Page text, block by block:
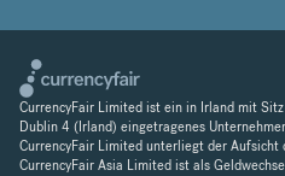
CurrencyFair Limited ist ein in Irland mit
Dublin 4 (Irland) eingetragenes
CurrencyFair Limited unterliegt der Aufsicht
CurrencyFair Asia Limited ist als